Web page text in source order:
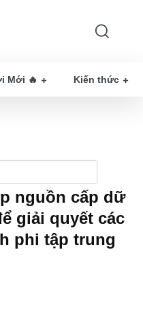
Mới 🔥 Kiến thức
nguồn cấp dữ
giải quyết các
phi tập trung